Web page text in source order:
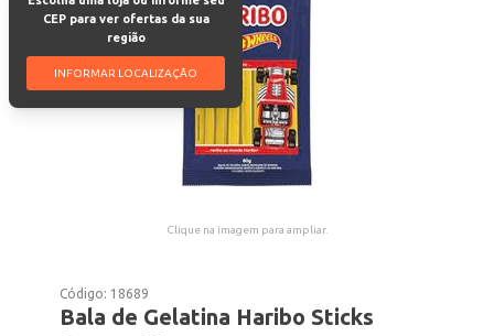
CEP para ver ofertas da sua
região
INFORMAR LOCALIZAÇÃO
Clique na imagem para ampliar.
Código: 18689
Bala de Gelatina Haribo Sticks